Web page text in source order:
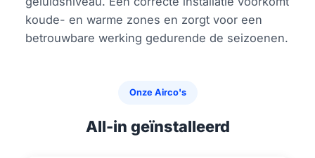
koude- en warme zones en zorgt voor een
betrouwbare werking gedurende de seizoenen.
Onze Airco's
All-in geïnstalleerd